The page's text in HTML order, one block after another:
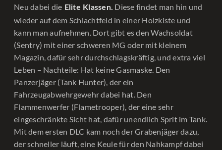
Neu dabei die Elite Klassen. Diese findet man hin und
wieder auf dem Schlachtfeld in einer Holzkiste und
kann man aufnehmen. Dort gibt es den Wachsoldat
(Sentry) mit einer schweren MG oder mit kleinem
Magazin, dafür sehr durchschlagskräftig, und extra viel
Leben – Nachteile: Hat keine Gasmaske. Den
Panzerjäger (Tank Hunter), der ein
Fahrzeugabwehrgewehr dabei hat. Den
Flammenwerfer (Flametrooper), der eine sehr
eingeschränkte Sicht hat, dafür unendlich Sprit im Tank.
Mit dem ersten DLC kam noch der Grabenjäger dazu,
der schneller läuft, eine Keule für den Nahkampf dabei